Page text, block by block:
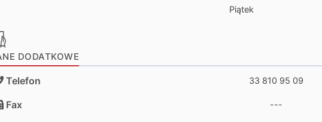
Piątek
DODATKOWE
Telefon 33 810 95 09
Fax ---